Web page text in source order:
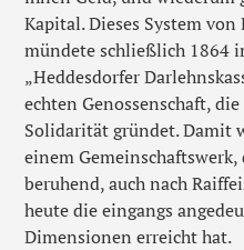
Kapital. Dieses System
mündete schließlich 1864
„Heddesdorfer
echten Genossenschaft,
Solidarität gründet. Damit
einem
beruhend, auch nach
heute die eingangs
Dimensionen erreicht hat.